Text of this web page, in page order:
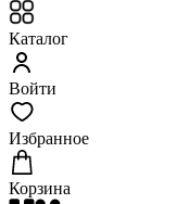
Каталог
Войти
Избранное
Корзина